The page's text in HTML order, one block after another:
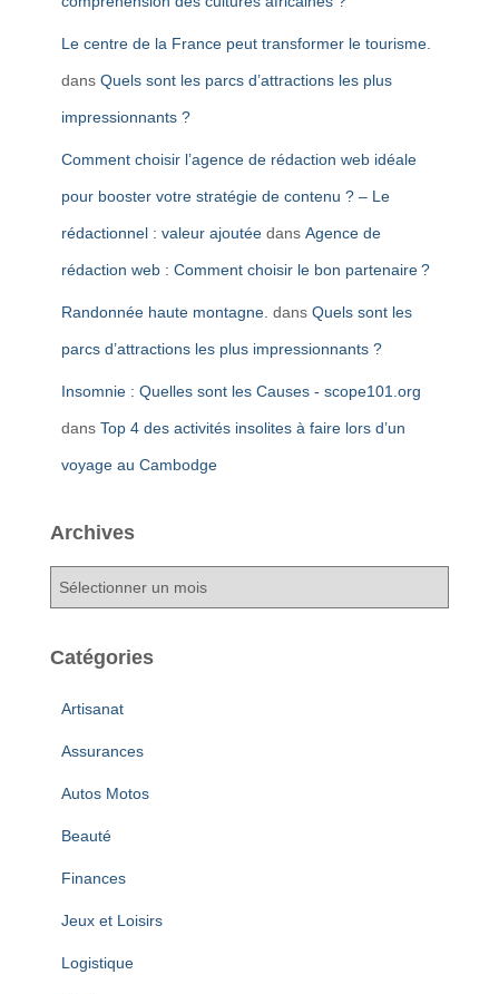
Le centre de la France peut transformer le tourisme.
dans Quels sont les parcs d’attractions les plus
impressionnants ?
Comment choisir l’agence de rédaction web idéale
pour booster votre stratégie de contenu ? – Le
rédactionnel : valeur ajoutée dans Agence de
rédaction web : Comment choisir le bon partenaire ?
Randonnée haute montagne. dans Quels sont les
parcs d’attractions les plus impressionnants ?
Insomnie : Quelles sont les Causes - scope101.org
dans Top 4 des activités insolites à faire lors d’un
voyage au Cambodge
Archives
h
Catégories
Artisanat
Assurances
Autos Motos
Beauté
Finances
Jeux et Loisirs
Logistique